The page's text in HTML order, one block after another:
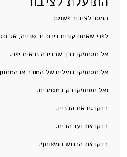
המסר לציבור פשוט:
לפני שאתם קונים דירת יד שנייה, אל
אל תסתפקו בכך שהדירה נראית יפה.
אל תסתפקו במילים של המוכר או
ואל תסתפקו רק במסמכים.
בדקו גם את הבניין.
בדקו את ועד הבית.
בדקו את הרכוש המשותף.